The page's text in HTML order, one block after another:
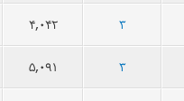
3
4,042
3
5,091